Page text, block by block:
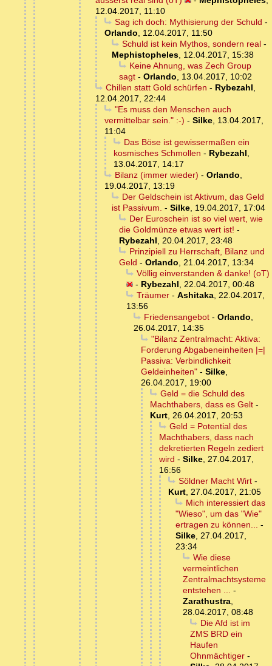
12.04.2017, 11:10
Sag ich doch: Mythisierung der Schuld -
Orlando, 12.04.2017, 11:50
Schuld ist kein Mythos, sondern real-
Mephistopheles, 12.04.2017, 15:38
Keine Ahnung, was Zech Group
sagt - Orlando, 13.04.2017, 10:02
Chillen statt Gold schürfen - Rybezahl,
12.04.2017, 22:44
"Es muss den Menschen auch
vermittelbar sein." :-) - Silke, 13.04.2017,
11:04
Das Böse ist gewissermaßen ein
kosmisches Schmollen - Rybezahl,
13.04.2017, 14:17
Bilanz (immer wieder) - Orlando,
19.04.2017, 13:19
Der Geldschein ist Aktivum, das Geld
ist Passivum. - Silke, 19.04.2017, 17:04
Der Euroschein ist so viel wert, wie
die Goldmünze etwas wert ist! -
Rybezahl, 20.04.2017, 23:48
Prinzipiell zu Herrschaft, Bilanz und
Geld - Orlando, 21.04.2017, 13:34
Völlig einverstanden & danke! (oT)
- Rybezahl, 22.04.2017, 00:48
Träumer- Ashitaka, 22.04.2017,
13:56
Friedensangebot- Orlando,
26.04.2017, 14:35
"Bilanz Zentralmacht: Aktiva:
Forderung Abgabeneinheiten |=|
Passiva: Verbindlichkeit
Geldeinheiten" - Silke,
26.04.2017, 19:00
Geld = die Schuld des
Machthabers, dass es Gelt -
Kurt, 26.04.2017, 20:53
Geld = Potential des
Machthabers, dass nach
dekretierten Regeln zediert
wird - Silke, 27.04.2017,
16:56
Söldner Macht Wirt-
Kurt, 27.04.2017, 21:05
Mich interessiert das
"Wieso", um das "Wie"
ertragen zu können... -
Silke, 27.04.2017,
23:34
Wie diese
vermeintlichen
Zentralmachtsysteme
entstehen ... -
Zarathustra,
28.04.2017, 08:48
Die Afd ist im
ZMS BRD ein
Haufen
Ohnmächtiger -